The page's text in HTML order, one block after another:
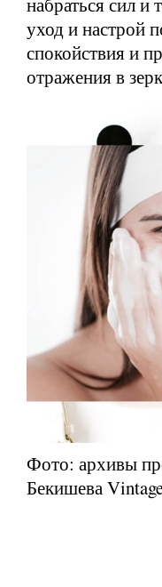
уход и настрой
спокойствия и
отражения в
Фото: архивы
Бекишева